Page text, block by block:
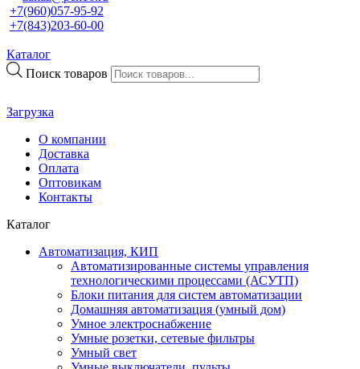
+7(960)057-95-92
+7(843)203-60-00
Каталог
Поиск товаров
Загрузка
О компании
Доставка
Оплата
Оптовикам
Контакты
Каталог
Автоматизация, КИП
Автоматизированные системы управления
технологическими процессами (АСУТП)
Блоки питания для систем автоматизации
Домашняя автоматизация (умный дом)
Умное электроснабжение
Умные розетки, сетевые фильтры
Умный свет